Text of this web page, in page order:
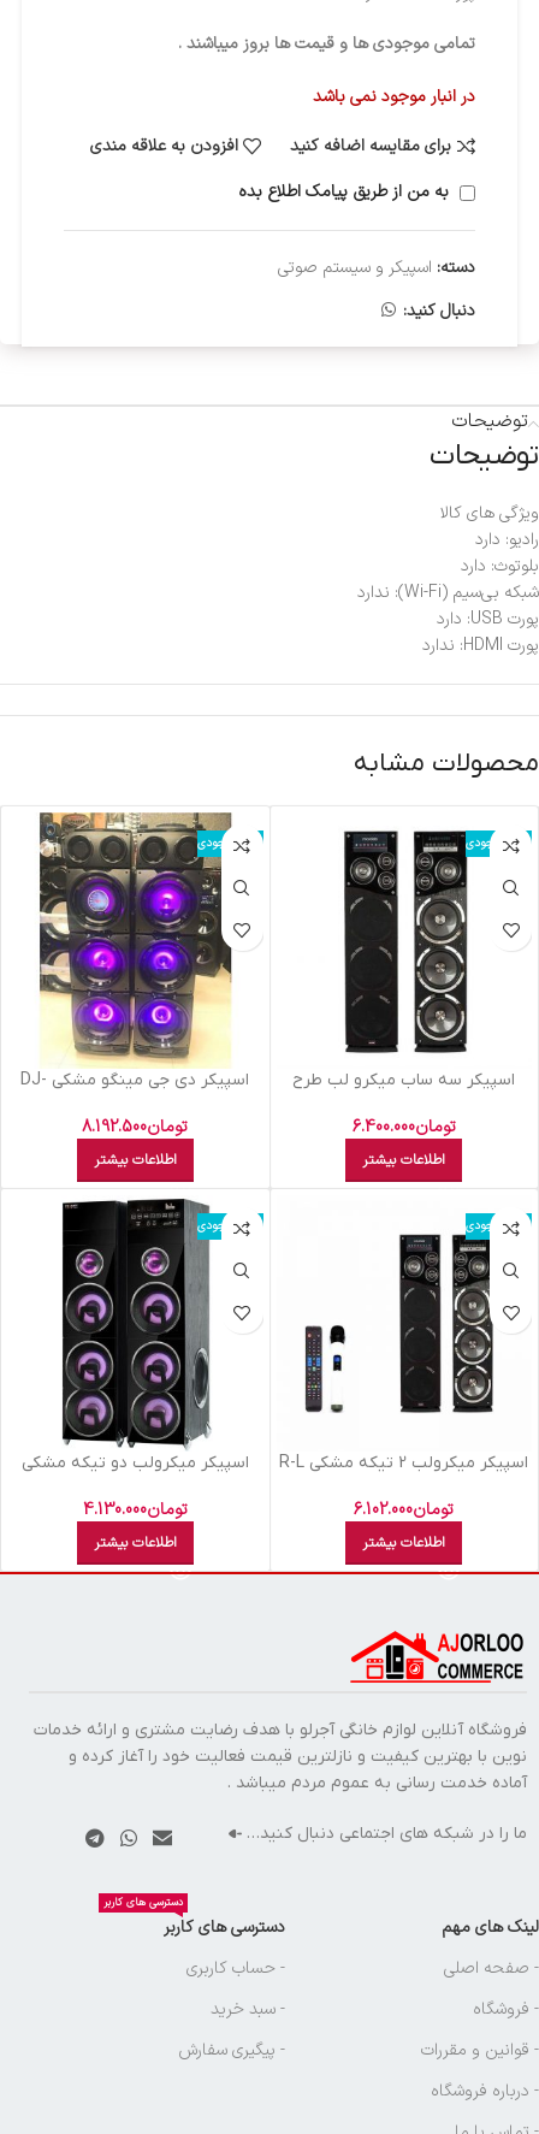
تمامی موجودی ها و قیمت ها بروز میباشند .
در انبار موجود نمی باشد
برای مقایسه اضافه کنید
افزودن به علاقه مندی
به من از طریق پیامک اطلاع بده
دسته: اسپیکر و سیستم صوتی
دنبال کنید:
توضیحات
توضیحات
ویژگی های کالا
رادیو: دارد
بلوتوث: دارد
شبکه بی‌سیم (Wi-Fi): ندارد
پورت USB: دارد
پورت HDMI: ندارد
محصولات مشابه
اتمام موجودی
اسپيکر سه ساب ميکرو لب طرح
تومان6.400.000
اطلاعات بیشتر
اتمام موجودی
اسپيکر دي جي مينگو مشکي DJ-
تومان8.192.500
اطلاعات بیشتر
اتمام موجودی
اسپيکر ميکرولب 2 تيکه مشکي R-L
تومان6.102.000
اطلاعات بیشتر
اتمام موجودی
اسپيکر میکرولب دو تيکه مشکي
تومان4.130.000
اطلاعات بیشتر
فروشگاه آنلاین لوازم خانگی آجرلو با هدف رضایت مشتری و ارائه خدمات
نوین با بهترین کیفیت و نازلترین قیمت فعالیت خود را آغاز کرده و
آماده خدمت رسانی به عموم مردم میباشد .
ما را در شبکه های اجتماعی دنبال کنید…
لینک های مهم
- صفحه اصلی
- فروشگاه
- قوانین و مقررات
- درباره فروشگاه
دسترسی های کاربر
دسترسی های کاربر
- حساب کاربری
- سبد خرید
- پیگیری سفارش